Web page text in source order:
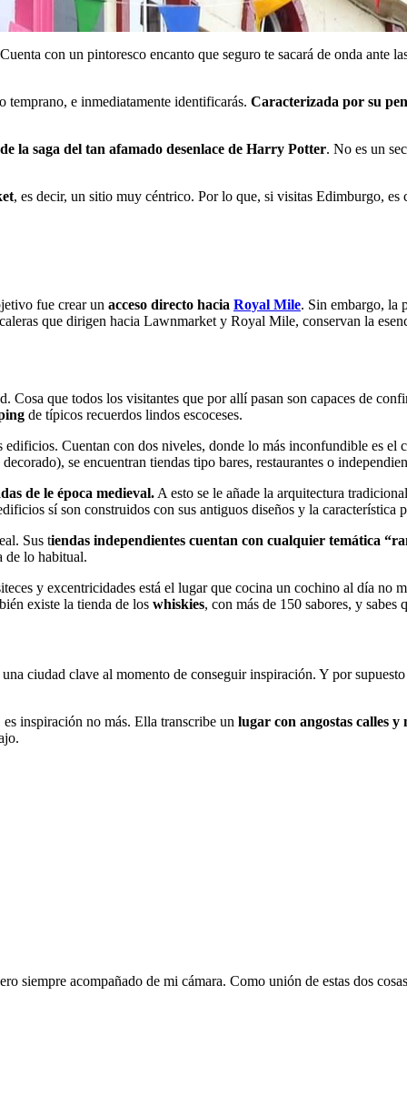
con un pintoresco encanto que seguro te sacará de onda ante
temprano, e inmediatamente identificarás. Caracterizada por su
la saga del tan afamado desenlace de Harry Potter. No es un
, es decir, un sitio muy céntrico. Por lo que, si visitas Edimburgo, es
fue crear un acceso directo hacia Royal Mile. Sin embargo, la
que dirigen hacia Lawnmarket y Royal Mile, conservan la
que todos los visitantes que por allí pasan son capaces de
de típicos recuerdos lindos escoceses.
Cuentan con dos niveles, donde lo más inconfundible es
se encuentran tiendas tipo bares, restaurantes o
de le época medieval. A esto se le añade la arquitectura
sí son construidos con sus antiguos diseños y la característica
Sus tiendas independientes cuentan con cualquier temática
de lo habitual.
y excentricidades está el lugar que cocina un cochino al día no
existe la tienda de los whiskies, con más de 150 sabores, y
ciudad clave al momento de conseguir inspiración. Y por
inspiración no más. Ella transcribe un lugar con angostas calles y
siempre acompañado de mi cámara. Como unión de estas dos